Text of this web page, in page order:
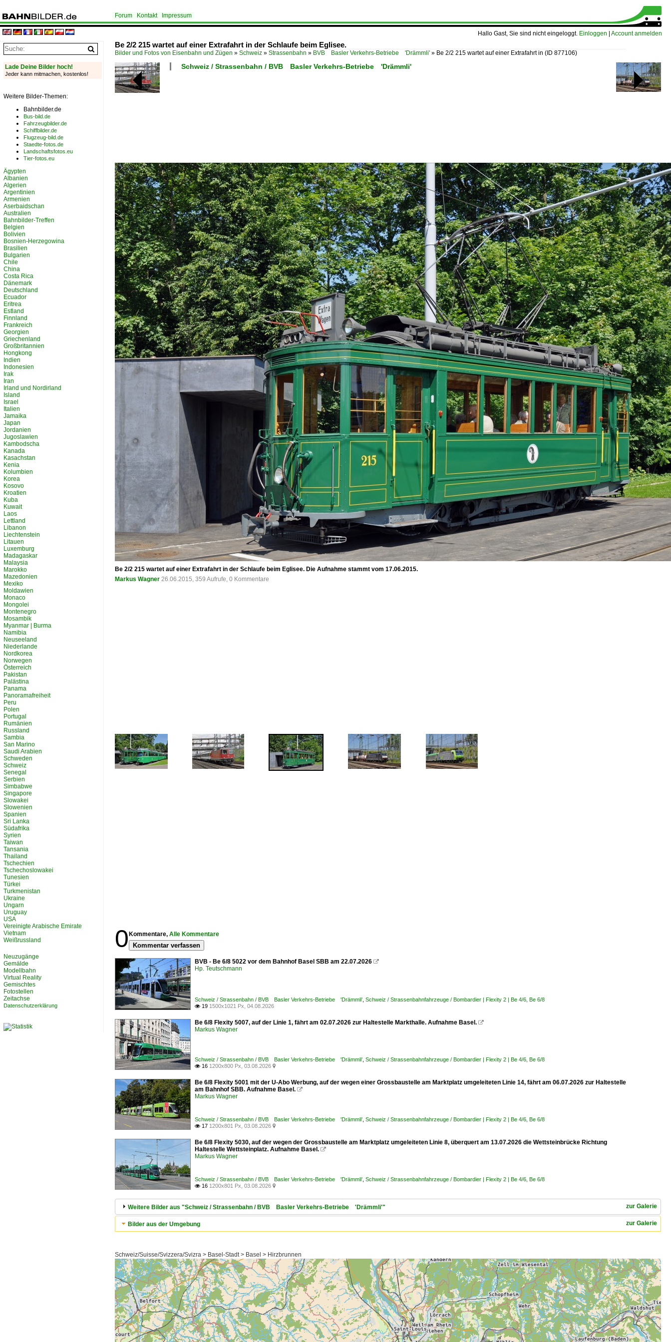
Hallo Gast, Sie sind nicht eingeloggt. Einloggen Account anmelden
Forum Kontakt Impressum
Be 2/2 215 wartet auf einer Extrafahrt in der Schlaufe beim Eglisee.
Bilder und Fotos von Eisenbahn und Zügen » Schweiz » Strassenbahn » BVB Basler Verkehrs-Betriebe 'Drämmli' » Be 2/2 215 wartet auf einer Extrafahrt in (ID 877106)
Schweiz / Strassenbahn / BVB Basler Verkehrs-Betriebe 'Drämmli'
Be 2/2 215 wartet auf einer Extrafahrt in der Schlaufe beim Eglisee. Die Aufnahme stammt vom 17.06.2015.
Markus Wagner 26.06.2015, 359 Aufrufe, 0 Kommentare
0 Kommentare, Alle Kommentare
Kommentar verfassen
BVB - Be 6/8 5022 vor dem Bahnhof Basel SBB am 22.07.2026 
Hp. Teutschmann
Schweiz / Strassenbahn / BVB Basler Verkehrs-Betriebe 'Drämmli' Schweiz / Strassenbahnfahrzeuge / Bombardier | Flexity 2 | Be 4/6, Be 6/8
 19 1500x1021 Px, 04.08.2026
Be 6/8 Flexity 5007, auf der Linie 1, fährt am 02.07.2026 zur Haltestelle Markthalle. Aufnahme Basel. 
Markus Wagner
Schweiz / Strassenbahn / BVB Basler Verkehrs-Betriebe 'Drämmli' Schweiz / Strassenbahnfahrzeuge / Bombardier | Flexity 2 | Be 4/6, Be 6/8
 16 1200x800 Px, 03.08.2026 
Be 6/8 Flexity 5001 mit der U-Abo Werbung, auf der wegen einer Grossbaustelle am Marktplatz umgeleiteten Linie 14, fährt am 06.07.2026 zur Haltestelle
am Bahnhof SBB. Aufnahme Basel. 
Markus Wagner
Schweiz / Strassenbahn / BVB Basler Verkehrs-Betriebe 'Drämmli' Schweiz / Strassenbahnfahrzeuge / Bombardier | Flexity 2 | Be 4/6, Be 6/8
 17 1200x801 Px, 03.08.2026 
Be 6/8 Flexity 5030, auf der wegen der Grossbaustelle am Marktplatz umgeleiteten Linie 8, überquert am 13.07.2026 die Wettsteinbrücke Richtung
Haltestelle Wettsteinplatz. Aufnahme Basel. 
Markus Wagner
Schweiz / Strassenbahn / BVB Basler Verkehrs-Betriebe 'Drämmli' Schweiz / Strassenbahnfahrzeuge / Bombardier | Flexity 2 | Be 4/6, Be 6/8
 16 1200x801 Px, 03.08.2026 
zur Galerie
Weitere Bilder aus "Schweiz / Strassenbahn / BVB Basler Verkehrs-Betriebe 'Drämmli'"
zur Galerie
Bilder aus der Umgebung
Schweiz/Suisse/Svizzera/Svizra > Basel-Stadt > Basel > Hirzbrunnen
Lade Deine Bilder hoch!
Jeder kann mitmachen, kostenlos!
Weitere Bilder-Themen:
Bahnbilder.de
Bus-bild.de
Fahrzeugbilder.de
Schiffbilder.de
Flugzeug-bild.de
Staedte-fotos.de
Landschaftsfotos.eu
Tier-fotos.eu
Ägypten
Albanien
Algerien
Argentinien
Armenien
Aserbaidschan
Australien
Bahnbilder-Treffen
Belgien
Bolivien
Bosnien-Herzegowina
Brasilien
Bulgarien
Chile
China
Costa Rica
Dänemark
Deutschland
Ecuador
Eritrea
Estland
Finnland
Frankreich
Georgien
Griechenland
Großbritannien
Hongkong
Indien
Indonesien
Irak
Iran
Irland und Nordirland
Island
Israel
Italien
Jamaika
Japan
Jordanien
Jugoslawien
Kambodscha
Kanada
Kasachstan
Kenia
Kolumbien
Korea
Kosovo
Kroatien
Kuba
Kuwait
Laos
Lettland
Libanon
Liechtenstein
Litauen
Luxemburg
Madagaskar
Malaysia
Marokko
Mazedonien
Mexiko
Moldawien
Monaco
Mongolei
Montenegro
Mosambik
Myanmar | Burma
Namibia
Neuseeland
Niederlande
Nordkorea
Norwegen
Österreich
Pakistan
Palästina
Panama
Panoramafreiheit
Peru
Polen
Portugal
Rumänien
Russland
Sambia
San Marino
Saudi Arabien
Schweden
Schweiz
Senegal
Serbien
Simbabwe
Singapore
Slowakei
Slowenien
Spanien
Sri Lanka
Südafrika
Syrien
Taiwan
Tansania
Thailand
Tschechien
Tschechoslowakei
Tunesien
Türkei
Turkmenistan
Ukraine
Ungarn
Uruguay
USA
Vereinigte Arabische Emirate
Vietnam
Weißrussland
Neuzugänge
Gemälde
Modellbahn
Virtual Reality
Gemischtes
Fotostellen
Zeitachse
Datenschutzerklärung